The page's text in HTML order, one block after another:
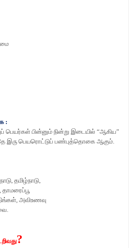
:
பெயர்கள் பின்னும் நின்று இடையில் “ஆகிய”
இரு பெயரொட்டுப் பண்புத்தொகை ஆகும்.
, தமிழ்நாடு,
, தாமரைப்பூ
, அவிஉணவு
?